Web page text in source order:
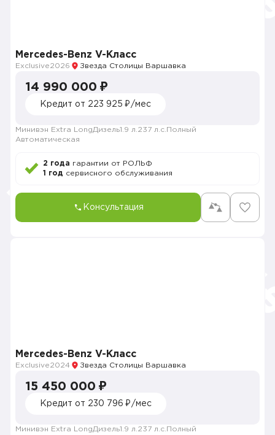
Mercedes-Benz V-Класс
Exclusive2026 Звезда Столицы Варшавка
14 990 000 ₽
Кредит от 223 925 ₽/мес
Минивэн Extra LongДизель1.9 л. 237 л.с. Полный
Автоматическая
2 года гарантии от РОЛЬФ
1 год сервисного обслуживания
Консультация
Mercedes-Benz V-Класс
Exclusive2024 Звезда Столицы Варшавка
15 450 000 ₽
Кредит от 230 796 ₽/мес
Минивэн Extra LongДизель1.9 л. 237 л.с. Полный